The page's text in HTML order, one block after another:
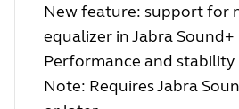
New feature: support for
equalizer in Jabra Sound+
Performance and
Note: Requires Jabra